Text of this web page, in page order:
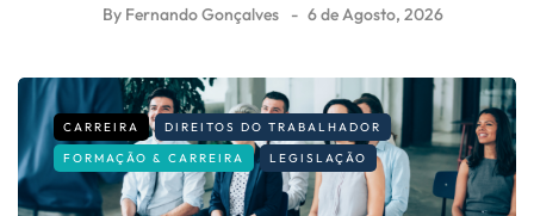
By Fernando Gonçalves 6 de Agosto, 2026
CARREIRA
DIREITOS DO TRABALHADOR
FORMAÇÃO & CARREIRA
LEGISLAÇÃO